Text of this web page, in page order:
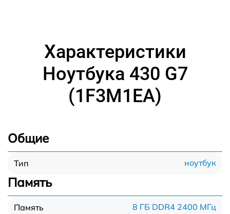
Характеристики
Ноутбука 430 G7
(1F3M1EA)
Общие
Тип ноутбук
Память
Память 8 ГБ DDR4 2400 МГц